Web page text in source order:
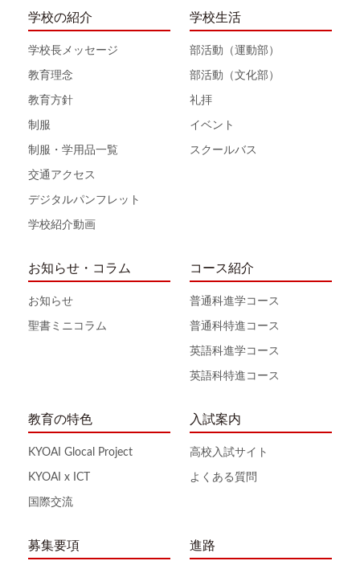
学校の紹介
学校長メッセージ
教育理念
教育方針
制服
制服・学用品一覧
交通アクセス
デジタルパンフレット
学校紹介動画
学校生活
部活動（運動部）
部活動（文化部）
礼拝
イベント
スクールバス
お知らせ・コラム
お知らせ
聖書ミニコラム
コース紹介
普通科進学コース
普通科特進コース
英語科進学コース
英語科特進コース
教育の特色
KYOAI Glocal Project
KYOAI x ICT
国際交流
入試案内
高校入試サイト
よくある質問
募集要項 進路